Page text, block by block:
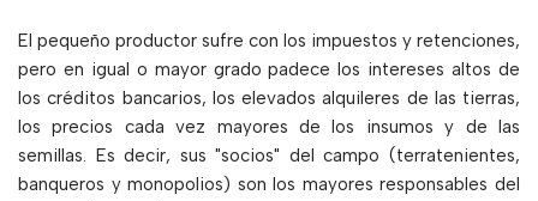
El pequeño productor sufre con los impuestos y retenciones,
pero en igual o mayor grado padece los intereses altos de
los créditos bancarios, los elevados alquileres de las tierras,
los precios cada vez mayores de los insumos y de las
semillas. Es decir, sus "socios" del campo (terratenientes,
banqueros y monopolios) son los mayores responsables del